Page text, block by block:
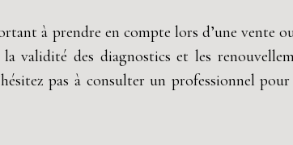
à prendre en compte lors d’une vente
validité des diagnostics et les
pas à consulter un professionnel